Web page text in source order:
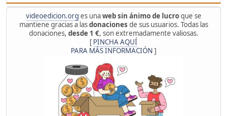
videoedicion.org es unaweb sin ánimo de lucroque se
mantiene gracias a lasdonaciones de sus usuarios. Todas las
donaciones, desde 1 €, son extremadamente valiosas.
[ PINCHA AQUÍ
PARA MÁS INFORMACIÓN ]